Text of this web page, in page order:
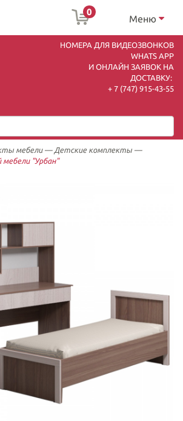
0
Меню
НОМЕРА ДЛЯ ВИДЕОЗВОНКОВ
WHATS APP
И ОНЛАЙН ЗАЯВОК НА
ДОСТАВКУ:
+ 7 (747) 915-43-55
мебели— Детские комплекты —
"Урбан"